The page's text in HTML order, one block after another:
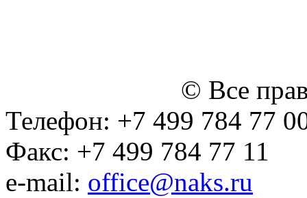
© Все
Телефон: +7 499 784 77
Факс: +7 499 784 77 11
e-mail: office@naks.ru